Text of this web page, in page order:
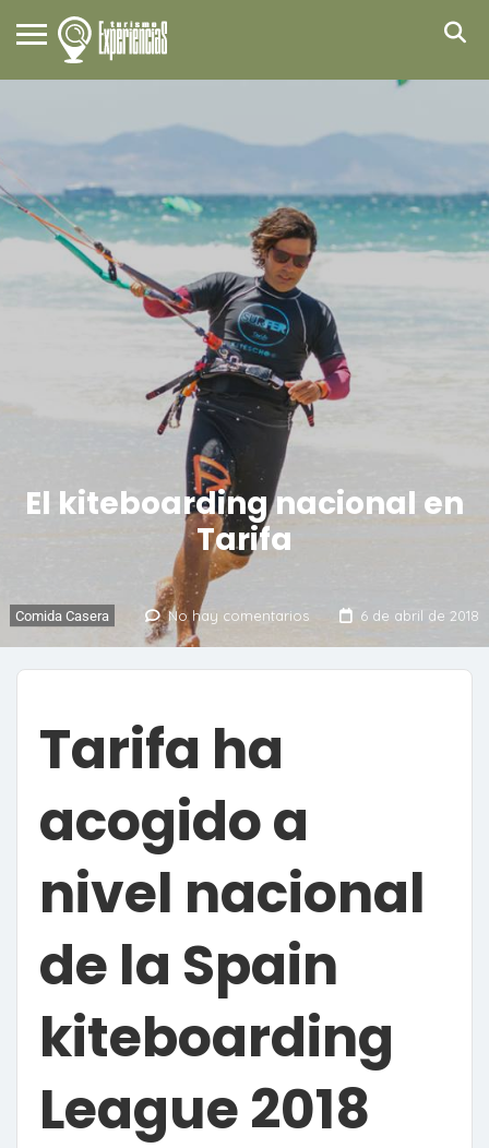
El kiteboarding nacional en
Tarifa
Comida Casera No hay comentarios 6 de abril de 2018
Tarifa ha
acogido a
nivel nacional
de la Spain
kiteboarding
League 2018